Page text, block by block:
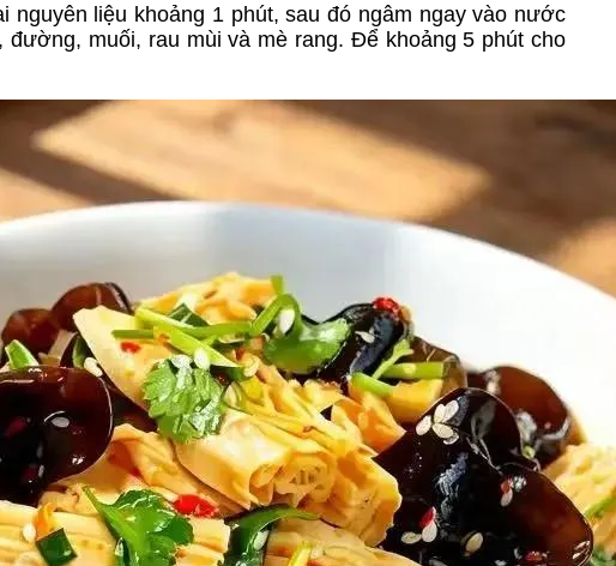
liệu khoảng 1 phút, sau đó ngâm ngay vào nước
muối, rau mùi và mè rang. Để khoảng 5 phút cho